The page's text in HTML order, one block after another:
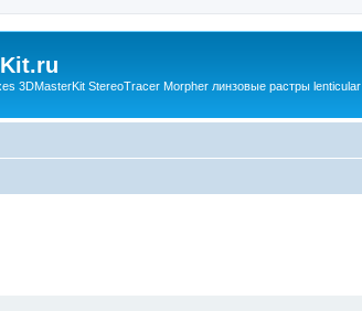
3DMasterKit StereoTracer Morpher линзовые растры lenticular